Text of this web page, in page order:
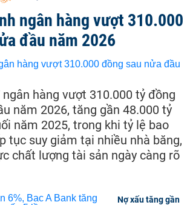
ngân hàng vượt 310.000
đầu năm 2026
ngân hàng vượt 310.000 tỷ đồng
năm 2026, tăng gần 48.000 tỷ
năm 2025, trong khi tỷ lệ bao
tục suy giảm tại nhiều nhà băng,
chất lượng tài sản ngày càng rõ
Nợ xấu tăng gần